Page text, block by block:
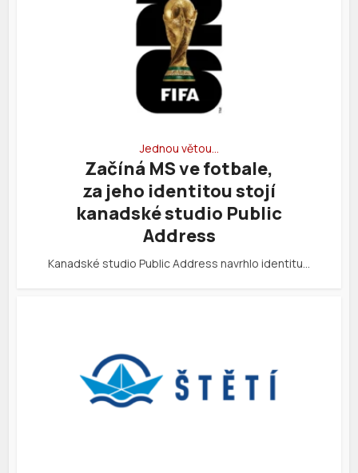
Jednou větou…
Začíná MS ve fotbale,
za jeho identitou stojí
kanadské studio Public
Address
Kanadské studio Public Address navrhlo identitu…